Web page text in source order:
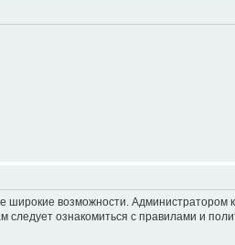
широкие возможности. Администратором
следует ознакомиться с правилами и